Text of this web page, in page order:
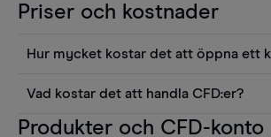
Priser och kostnader
Hur mycket kostar det att öppna ett
använda sådana verktyg som diagram,
Vad kostar det att handla CFD:er?
Det är en rad kostnader att tänka på
Produkter och CFD-konto